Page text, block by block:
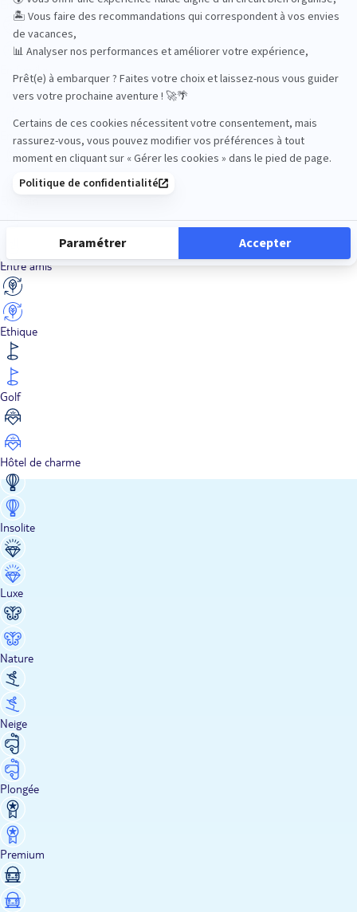
En couple
En famille
En solo
Entre amis
Ethique
Golf
Hôtel de charme
Insolite
Luxe
Nature
Neige
Plongée
Premium